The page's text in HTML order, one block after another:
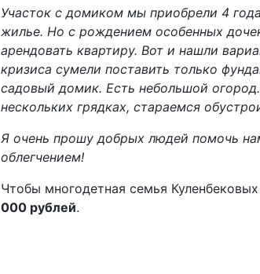
Участок с домиком мы приобрели 4
жилье. Но с рождением особенных
арендовать квартиру. Вот и нашли
кризиса сумели поставить только
садовый домик. Есть небольшой
нескольких грядках, стараемся
Я очень прошу добрых людей помочь
облегчением!
Чтобы многодетная семья
000 рублей.